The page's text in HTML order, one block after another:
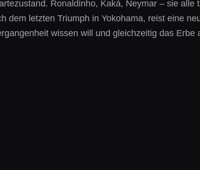
Ronaldinho, Kaká, Neymar – sie alle
dem letzten Triumph in Yokohama, reist eine
wissen will und gleichzeitig das Erbe